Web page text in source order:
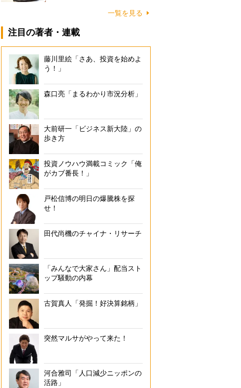
一覧を見る
注目の著者・連載
藤川里絵「さあ、投資を始めよ
う！」
森口亮「まるわかり市況分析」
大前研一「ビジネス新大陸」の
歩き方
投資ノウハウ満載コミック「俺
がカブ番長！」
戸松信博の明日の爆騰株を探
せ！
田代尚機のチャイナ・リサーチ
「みんなで大家さん」配当スト
ップ騒動の内幕
古賀真人「発掘！好決算銘柄」
突然マルサがやって来た！
河合雅司「人口減少ニッポンの
活路」